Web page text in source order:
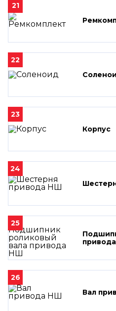
21
22
23
Корпус
24
25
26
Вал